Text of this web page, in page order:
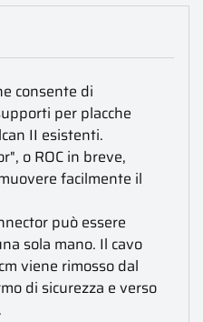
consente di
per placche
II esistenti.
o ROC in breve,
facilmente il
può essere
sola mano. Il cavo
viene rimosso dal
di sicurezza e verso